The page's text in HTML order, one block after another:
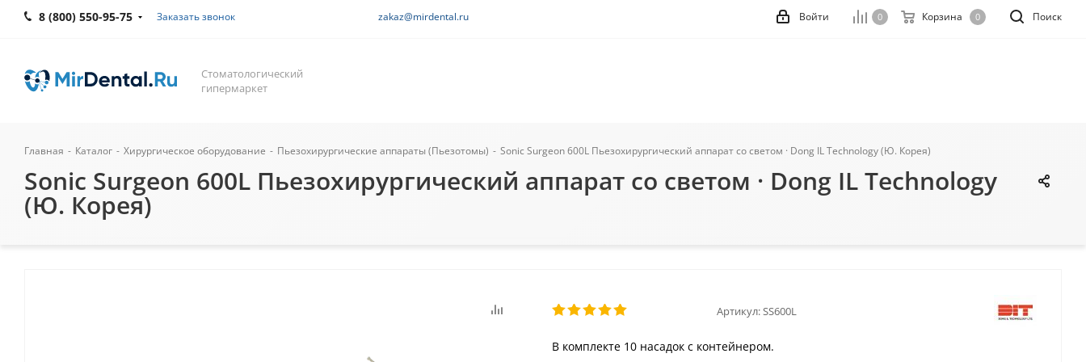
8 (800) 550-95-75 Заказать звонок zakaz@mirdental.ru Поиск
0 Корзина 0
Войти
Стоматологический
гипермаркет
Главная - Каталог - Хирургическое оборудование - Пьезохирургические аппараты (Пьезотомы) - Sonic Surgeon 600L Пьезохирургический аппарат со светом · Dong IL Technology (Ю. Корея)
Sonic Surgeon 600L Пьезохирургический аппарат со светом · Dong IL Technology
(Ю. Корея)
Артикул:SS600L
В комплекте 10 насадок с контейнером.